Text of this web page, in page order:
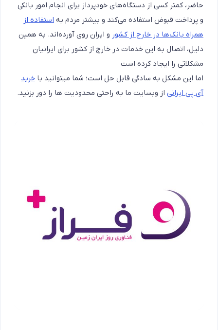
حاضر، کمتر کسی از دستگاه‌های خودپرداز برای انجام امور بانکی
و پرداخت قبوض استفاده می‌کند و بیشتر مردم به استفاده از
همراه بانک‌ها در خارج از کشور و ایران روی آورده‌اند. به همین
دلیل، اتصال به این خدمات در خارج از کشور برای ایرانیان
مشکلاتی را ایجاد کرده است
اما این مشکل به سادگی قابل حل است؛ شما میتوانید با خرید
آی پی ایرانی از وبسایت ما به راحتی محدودیت ها را دور بزنید.